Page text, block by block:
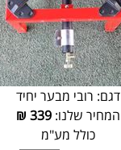
דגם: רובי מבער יחיד
המחיר שלנו:339
₪
כולל מע"מ